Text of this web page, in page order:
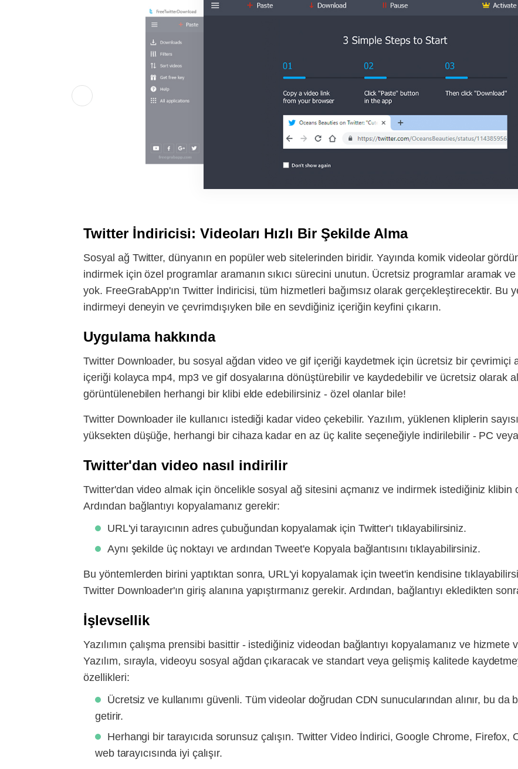
Twitter İndiricisi: Videoları Hızlı Bir Şekilde Alma
Sosyal ağ Twitter, dünyanın en popüler web sitelerinden biridir. Yayında komik videolar
indirmek için özel programlar aramanın sıkıcı sürecini unutun. Ücretsiz programlar aramak
yok. FreeGrabApp'ın Twitter İndiricisi, tüm hizmetleri bağımsız olarak gerçekleştirecektir. Bu
indirmeyi deneyin ve çevrimdışıyken bile en sevdiğiniz içeriğin keyfini çıkarın.
Uygulama hakkında
Twitter Downloader, bu sosyal ağdan video ve gif içeriği kaydetmek için ücretsiz bir çevrimiçi
içeriği kolayca mp4, mp3 ve gif dosyalarına dönüştürebilir ve kaydedebilir ve ücretsiz olarak
görüntülenebilen herhangi bir klibi elde edebilirsiniz - özel olanlar bile!
Twitter Downloader ile kullanıcı istediği kadar video çekebilir. Yazılım, yüklenen kliplerin
yüksekten düşüğe, herhangi bir cihaza kadar en az üç kalite seçeneğiyle indirilebilir - PC
Twitter'dan video nasıl indirilir
Twitter'dan video almak için öncelikle sosyal ağ sitesini açmanız ve indirmek istediğiniz klibin
Ardından bağlantıyı kopyalamanız gerekir:
URL'yi tarayıcının adres çubuğundan kopyalamak için Twitter'ı tıklayabilirsiniz.
Aynı şekilde üç noktayı ve ardından Tweet'e Kopyala bağlantısını tıklayabilirsiniz.
Bu yöntemlerden birini yaptıktan sonra, URL'yi kopyalamak için tweet'in kendisine
Twitter Downloader'ın giriş alanına yapıştırmanız gerekir. Ardından, bağlantıyı ekledikten
İşlevsellik
Yazılımın çalışma prensibi basittir - istediğiniz videodan bağlantıyı kopyalamanız ve hizmete
Yazılım, sırayla, videoyu sosyal ağdan çıkaracak ve standart veya gelişmiş kalitede
özellikleri:
Ücretsiz ve kullanımı güvenli. Tüm videolar doğrudan CDN sunucularından alınır, bu
getirir.
Herhangi bir tarayıcıda sorunsuz çalışın. Twitter Video İndirici, Google Chrome,
web tarayıcısında iyi çalışır.